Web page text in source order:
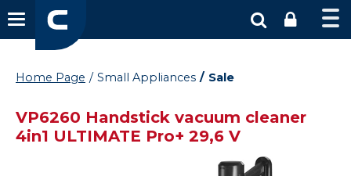
Home Page Small Appliances Sale
VP6260 Handstick vacuum cleaner
4in1 ULTIMATE Pro+ 29,6 V